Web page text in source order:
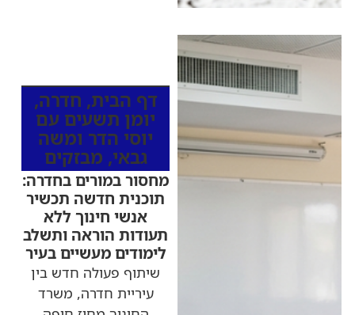
דף הבית, חדרה,
יומן תשעים עם
יוסי הדר ומשה
גבאי, מבזקים
מחסור במורים בחדרה:
תוכנית חדשה תכשיר
אנשי חינוך ללא
תעודות הוראה ותשלב
לימודים מעשיים בעיר
שיתוף פעולה חדש בין
עיריית חדרה, משרד